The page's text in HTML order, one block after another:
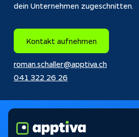
dein Unternehmen zugeschnitten.
Kontakt aufnehmen
roman.schaller@apptiva.ch
041 322 26 26